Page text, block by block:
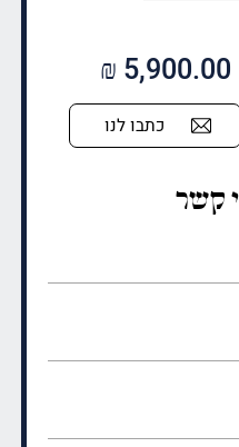
₪ 5,900.00
מחירים:כתבו לנו
קשר
(חובה)
(חובה)